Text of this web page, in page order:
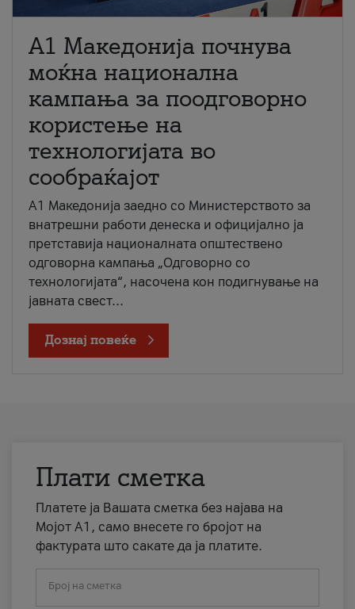
A1 Македонија почнува
моќна национална
кампања за поодговорно
користење на
технологијата во
сообраќајот
A1 Македонија заедно со Министерството за
внатрешни работи денеска и официјално ја
претставија националната општествено
одговорна кампања „Одговорно со
технологијата“, насочена кон подигнување на
јавната свест...
Дознај повеќе
Плати сметка
Платете ја Вашата сметка без најава на
Мојот А1, само внесете го бројот на
фактурата што сакате да ја платите.
Број на сметка